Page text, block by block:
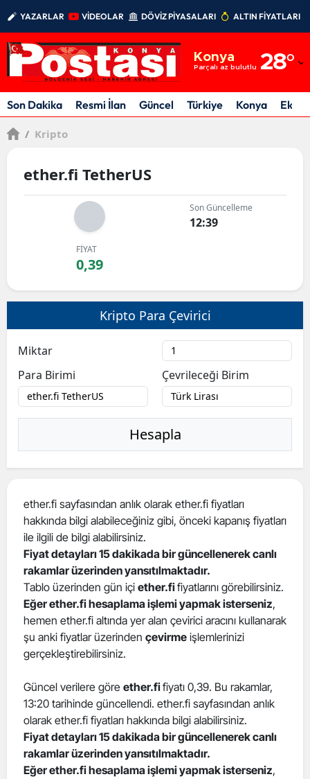
YAZARLAR VİDEOLAR DÖVİZ PİYASALARI ALTIN FİYATLARI
Konya
Parçalı az bulutlu 28°
Adıyaman
Afyonkarahisar
Antalya
Bitlis
Bolu
Bursa
Çanakkale
Çankırı
Çorum
Denizli
Diyarbakır
Edirne
Erzincan
Erzurum
Son Dakika Resmi İlan Güncel Türkiye Konya
/ Kripto
ether.fi TetherUS
Son Güncelleme
12:39
FİYAT
0,39
Kripto Para Çevirici
Miktar
Para Birimi
Çevrileceği Birim
Hesapla
ether.fi sayfasından anlık olarak ether.fi fiyatları
hakkında bilgi alabileceğiniz gibi, önceki kapanış fiyatları
ile ilgili de bilgi alabilirsiniz.
Fiyat detayları 15 dakikada bir güncellenerek canlı
rakamlar üzerinden yansıtılmaktadır.
Tablo üzerinden gün içi ether.fifiyatlarını görebilirsiniz.
Eğer ether.fi hesaplama işlemi yapmak isterseniz,
hemen ether.fi altında yer alan çevirici aracını kullanarak
şu anki fiyatlar üzerinden çevirme işlemlerinizi
gerçekleştirebilirsiniz.
Güncel verilere göre ether.fifiyatı 0,39. Bu rakamlar,
13:20 tarihinde güncellendi. ether.fi sayfasından anlık
olarak ether.fi fiyatları hakkında bilgi alabilirsiniz.
Fiyat detayları 15 dakikada bir güncellenerek canlı
rakamlar üzerinden yansıtılmaktadır.
Eğer ether.fi hesaplama işlemi yapmak isterseniz,